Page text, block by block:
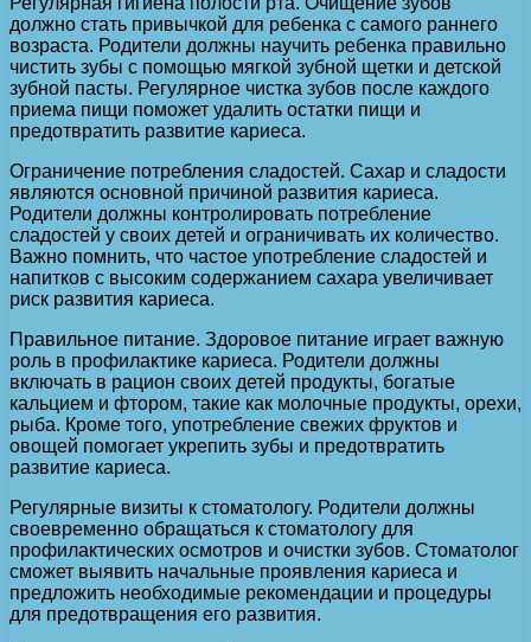
должно стать привычкой для ребенка с самого раннего
возраста. Родители должны научить ребенка правильно
чистить зубы с помощью мягкой зубной щетки и детской
зубной пасты. Регулярное чистка зубов после каждого
приема пищи поможет удалить остатки пищи и
предотвратить развитие кариеса.
Ограничение потребления сладостей. Сахар и сладости
являются основной причиной развития кариеса.
Родители должны контролировать потребление
сладостей у своих детей и ограничивать их количество.
Важно помнить, что частое употребление сладостей и
напитков с высоким содержанием сахара увеличивает
риск развития кариеса.
Правильное питание. Здоровое питание играет важную
роль в профилактике кариеса. Родители должны
включать в рацион своих детей продукты, богатые
кальцием и фтором, такие как молочные продукты, орехи,
рыба. Кроме того, употребление свежих фруктов и
овощей помогает укрепить зубы и предотвратить
развитие кариеса.
Регулярные визиты к стоматологу. Родители должны
своевременно обращаться к стоматологу для
профилактических осмотров и очистки зубов. Стоматолог
сможет выявить начальные проявления кариеса и
предложить необходимые рекомендации и процедуры
для предотвращения его развития.